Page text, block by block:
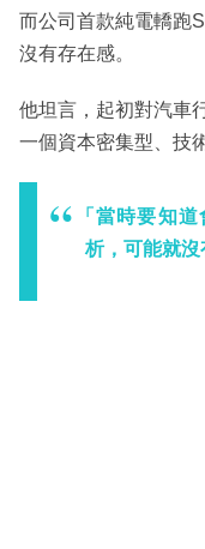
而公司首款純電轎跑
沒有存在感。
他坦言，起初對汽車
一個資本密集型、技
「當時要知
析，可能就沒